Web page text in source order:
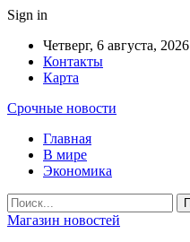
Sign in
Четверг, 6 августа, 2026
Контакты
Карта
Срочные новости
Главная
В мире
Экономика
Магазин новостей